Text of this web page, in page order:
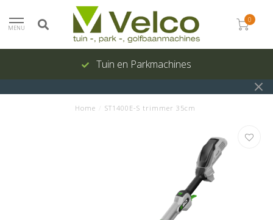
MENU
0
Tuin en Parkmachines
Home ST1400E-S trimmer 35cm